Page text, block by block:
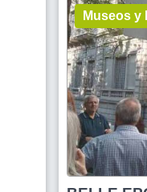
Museos y